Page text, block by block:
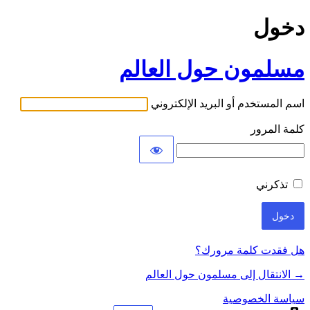
دخول
مسلمون حول العالم
اسم المستخدم أو البريد الإلكتروني
كلمة المرور
تذكرني
هل فقدت كلمة مرورك؟
→ الانتقال إلى مسلمون حول العالم
سياسة الخصوصية